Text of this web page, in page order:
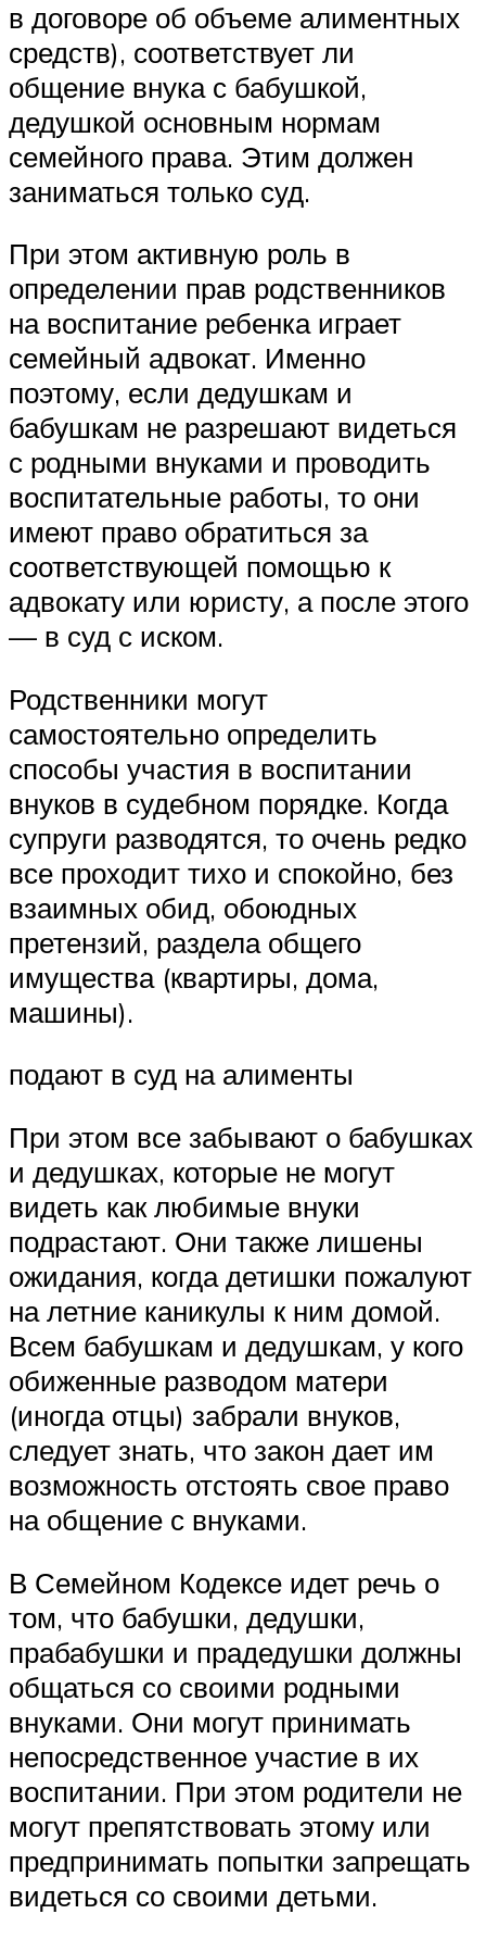
в договоре об объеме алиментных
средств), соответствует ли
общение внука с бабушкой,
дедушкой основным нормам
семейного права. Этим должен
заниматься только суд.
При этом активную роль в
определении прав родственников
на воспитание ребенка играет
семейный адвокат. Именно
поэтому, если дедушкам и
бабушкам не разрешают видеться
с родными внуками и проводить
воспитательные работы, то они
имеют право обратиться за
соответствующей помощью к
адвокату или юристу, а после этого
— в суд с иском.
Родственники могут
самостоятельно определить
способы участия в воспитании
внуков в судебном порядке. Когда
супруги разводятся, то очень редко
все проходит тихо и спокойно, без
взаимных обид, обоюдных
претензий, раздела общего
имущества (квартиры, дома,
машины).
подают в суд на алименты
При этом все забывают о бабушках
и дедушках, которые не могут
видеть как любимые внуки
подрастают. Они также лишены
ожидания, когда детишки пожалуют
на летние каникулы к ним домой.
Всем бабушкам и дедушкам, у кого
обиженные разводом матери
(иногда отцы) забрали внуков,
следует знать, что закон дает им
возможность отстоять свое право
на общение с внуками.
В Семейном Кодексе идет речь о
том, что бабушки, дедушки,
прабабушки и прадедушки должны
общаться со своими родными
внуками. Они могут принимать
непосредственное участие в их
воспитании. При этом родители не
могут препятствовать этому или
предпринимать попытки запрещать
видеться со своими детьми.